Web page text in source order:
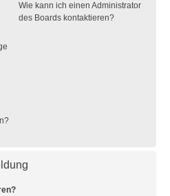
Wie kann ich einen Administrator
des Boards kontaktieren?